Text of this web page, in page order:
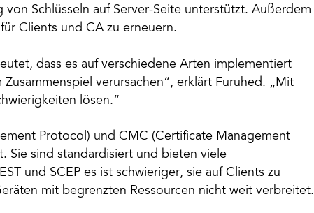
Schlüsseln auf Server-Seite unterstützt. Außerdem
Clients und CA zu erneuern.
dass es auf verschiedene Arten implementiert
verursachen“, erklärt Furuhed. „Mit
lösen.“
Protocol) und CMC (Certificate Management
Sie sind standardisiert und bieten viele
und SCEP es ist schwieriger, sie auf Clients zu
mit begrenzten Ressourcen nicht weit verbreitet.